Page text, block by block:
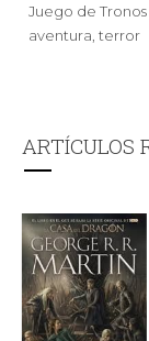
Juego de
aventura, terror
ARTÍCULOS